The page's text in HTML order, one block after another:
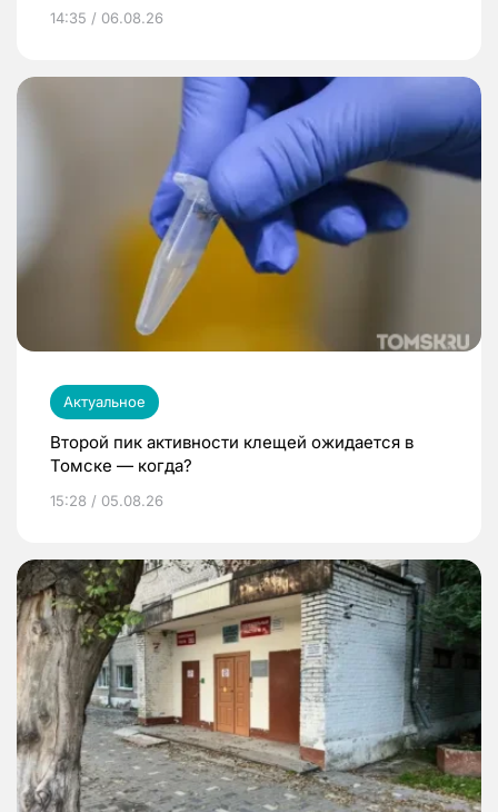
14:35 / 06.08.26
Актуальное
Второй пик активности клещей ожидается в
Томске — когда?
15:28 / 05.08.26